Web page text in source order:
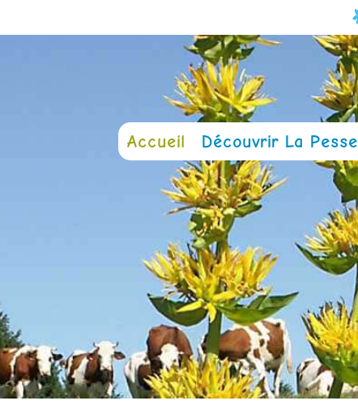
Accueil Découvrir La Pesse